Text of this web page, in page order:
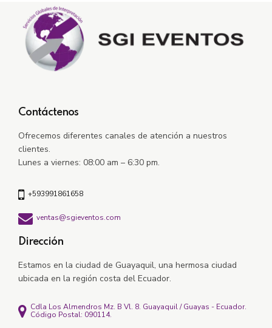
Contáctenos
Ofrecemos diferentes canales de atención a nuestros
clientes.
Lunes a viernes: 08:00 am – 6:30 pm.
+593991861658
ventas@sgieventos.com
Dirección
Estamos en la ciudad de Guayaquil, una hermosa ciudad
ubicada en la región costa del Ecuador.
Cdla Los Almendros Mz. B Vl. 8. Guayaquil / Guayas - Ecuador.
Código Postal: 090114.